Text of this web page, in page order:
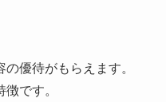
優待がもらえます。
です。